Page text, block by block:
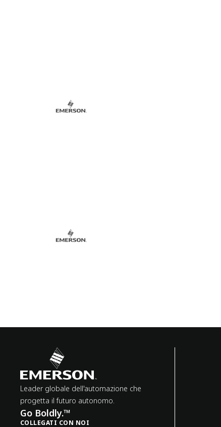
Leader globale dell'automazione che
progetta il futuro autonomo.
Go Boldly.™
COLLEGATI CON NOI